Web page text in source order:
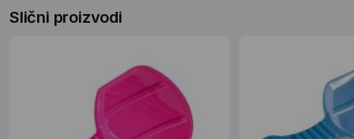
Slični proizvodi